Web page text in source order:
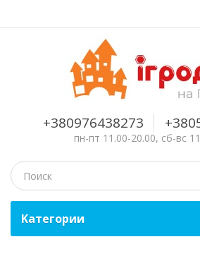
+380976438273
пн-пт 11.00-20.00, сб-вс
Kатегории